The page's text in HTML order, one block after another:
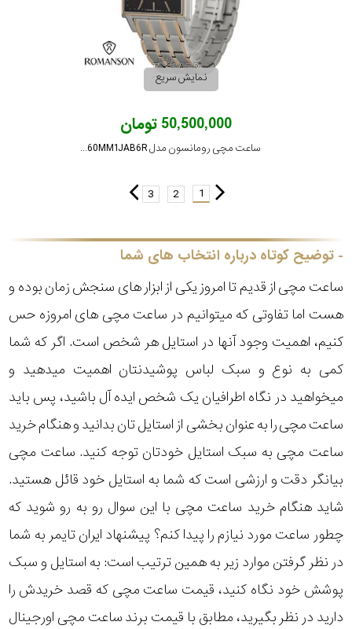
نمایش سریع
50,500,000 تومان
ساعت مچی رومانسون مدل TM3260MM1JAB6R
1
2
3
توضیح کوتاه درباره انتخاب های شما
ساعت مچی از قدیم تا امروز یکی از ابزار های سنجش زمان بوده و
هست اما تفاوتی که میتوانیم در ساعت مچی های امروزه حس
کنیم، اهمیت وجود آنها در استایل هر شخص است. اگر که شما
کمی به نوع و سبک لباس پوشیدنتان اهمیت میدهید و
میخواهید در نگاه اطرافیان یک شخص ایده آل باشید، پس باید
ساعت مچی را به عنوان بخشی از استایل تان بدانید و هنگام خرید
ساعت مچی به سبک استایل خودتان توجه کنید. ساعت مچی
بیانگر دقت و ارزشی است که شما به استایل خود قائل هستید.
شاید هنگام خرید ساعت مچی با این سوال رو به رو شوید که
چطور ساعت مورد نیازم را پیدا کنم؟ پیشنهاد ایران تایمر به شما
در نظر گرفتن موارد زیر به همین ترتیب است: به استایل و سبک
پوشش خود نگاه کنید، قیمت ساعت مچی که قصد خریدش را
دارید در نظر بگیرید، مطابق با قیمت برند ساعت مچی اورجینال